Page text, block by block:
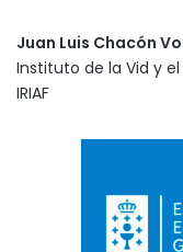
Juan Luis Chacón
Instituto de la Vid y
IRIAF